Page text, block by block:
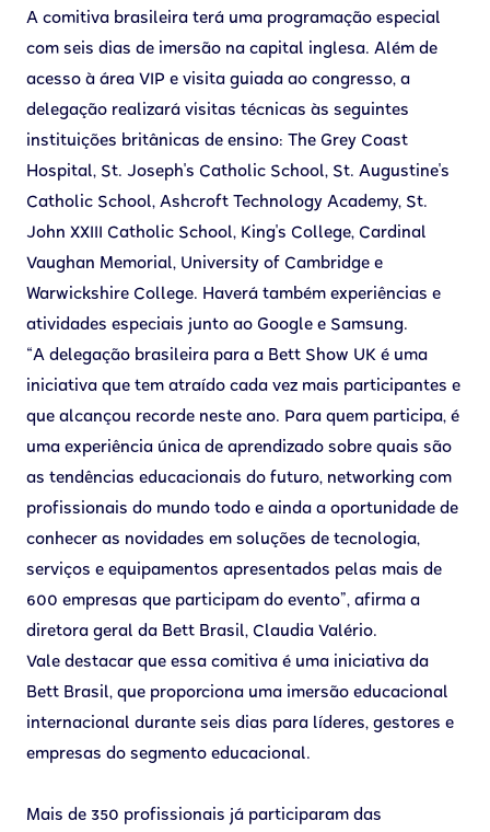
A comitiva brasileira terá uma programação especial
com seis dias de imersão na capital inglesa. Além de
acesso à área VIP e visita guiada ao congresso, a
delegação realizará visitas técnicas às seguintes
instituições britânicas de ensino: The Grey Coast
Hospital, St. Joseph's Catholic School, St. Augustine's
Catholic School, Ashcroft Technology Academy, St.
John XXIII Catholic School, King's College, Cardinal
Vaughan Memorial, University of Cambridge e
Warwickshire College. Haverá também experiências e
atividades especiais junto ao Google e Samsung.
“A delegação brasileira para a Bett Show UK é uma
iniciativa que tem atraído cada vez mais participantes e
que alcançou recorde neste ano. Para quem participa, é
uma experiência única de aprendizado sobre quais são
as tendências educacionais do futuro, networking com
profissionais do mundo todo e ainda a oportunidade de
conhecer as novidades em soluções de tecnologia,
serviços e equipamentos apresentados pelas mais de
600 empresas que participam do evento”, afirma a
diretora geral da Bett Brasil, Claudia Valério.
Vale destacar que essa comitiva é uma iniciativa da
Bett Brasil, que proporciona uma imersão educacional
internacional durante seis dias para líderes, gestores e
empresas do segmento educacional.
Mais de 350 profissionais já participaram das